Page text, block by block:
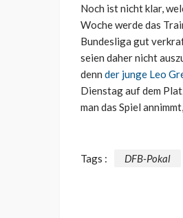
Noch ist nicht klar,
Woche werde das
Bundesliga gut
seien daher nicht
denn der junge Leo
Dienstag auf dem
man das Spiel
Tags : DFB-Pokal